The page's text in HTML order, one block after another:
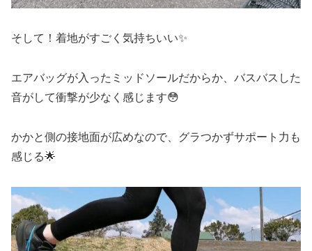
そして！着地がすごく気持ちいい✨
エアバッグが入ったミッドソールだからか、バスバスした
音がして衝撃が少なく感じます😳
かかと側の接地面が広めなので、グラつかずサポート力も
感じる🌟